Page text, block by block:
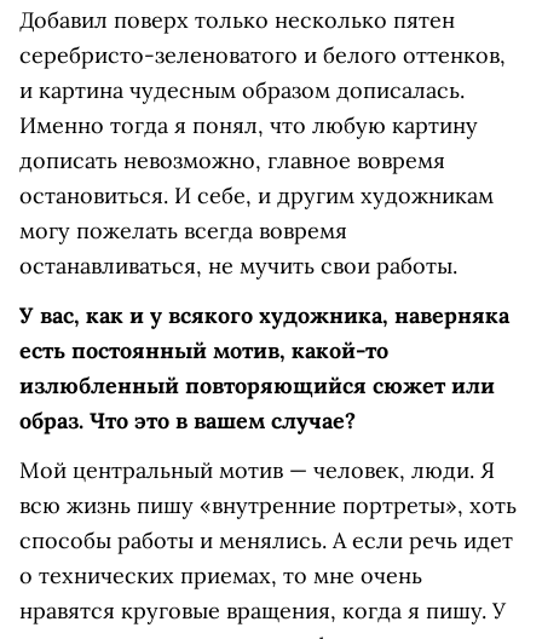
Добавил поверх только несколько пятен
серебристо-зеленоватого и белого оттенков,
и картина чудесным образом дописалась.
Именно тогда я понял, что любую картину
дописать невозможно, главное вовремя
остановиться. И себе, и другим художникам
могу пожелать всегда вовремя
останавливаться, не мучить свои работы.
У вас, как и у всякого художника, наверняка
есть постоянный мотив, какой-то
излюбленный повторяющийся сюжет или
образ. Что это в вашем случае?
Мой центральный мотив — человек, люди. Я
всю жизнь пишу «внутренние портреты», хоть
способы работы и менялись. А если речь идет
о технических приемах, то мне очень
нравятся круговые вращения, когда я пишу. У